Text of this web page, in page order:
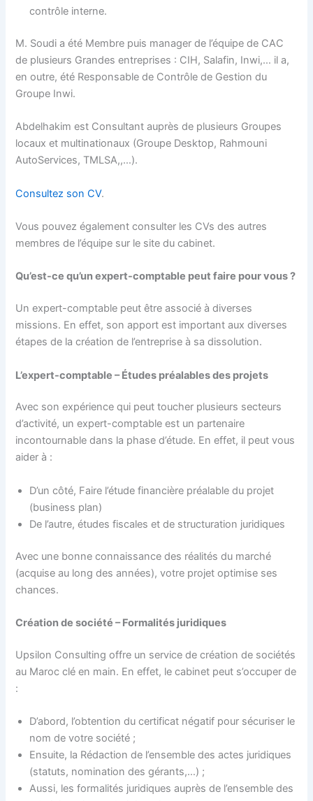
contrôle interne.
M. Soudi a été Membre puis manager de l’équipe de CAC
de plusieurs Grandes entreprises : CIH, Salafin, Inwi,… il a,
en outre, été Responsable de Contrôle de Gestion du
Groupe Inwi.
Abdelhakim est Consultant auprès de plusieurs Groupes
locaux et multinationaux (Groupe Desktop, Rahmouni
AutoServices, TMLSA,,…).
Consultez son CV.
Vous pouvez également consulter les CVs des autres
membres de l’équipe sur le site du cabinet.
Qu’est-ce qu’un expert-comptable peut faire pour vous ?
Un expert-comptable peut être associé à diverses
missions. En effet, son apport est important aux diverses
étapes de la création de l’entreprise à sa dissolution.
L’expert-comptable – Études préalables des projets
Avec son expérience qui peut toucher plusieurs secteurs
d’activité, un expert-comptable est un partenaire
incontournable dans la phase d’étude. En effet, il peut vous
aider à :
D’un côté, Faire l’étude financière préalable du projet
(business plan)
De l’autre, études fiscales et de structuration juridiques
Avec une bonne connaissance des réalités du marché
(acquise au long des années), votre projet optimise ses
chances.
Création de société – Formalités juridiques
Upsilon Consulting offre un service de création de sociétés
au Maroc clé en main. En effet, le cabinet peut s’occuper de
:
D’abord, l’obtention du certificat négatif pour sécuriser le
nom de votre société ;
Ensuite, la Rédaction de l’ensemble des actes juridiques
(statuts, nomination des gérants,…) ;
Aussi, les formalités juridiques auprès de l’ensemble des